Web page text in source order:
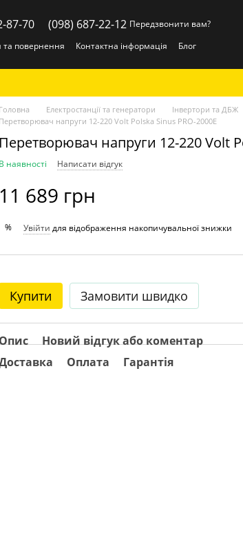
87-70 (098) 687-22-12 Передзвонити вам?
та повернення Контактна інформація Блог
Головна Електростанції та генератори Інвертори та ДБЖ
Перетворювач напруги 12-220 Volt Polska Sinus PRO-2000E
Перетворювач напруги 12-220 Volt
В наявності Написати відгук
11 689 грн
% Увійти для відображення накопичувальної знижки
Купити Замовити швидко
Новий відгук або коментар
Оплата Гарантія